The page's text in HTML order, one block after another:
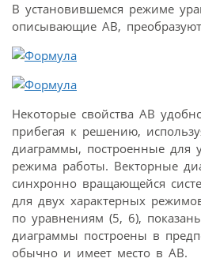
В установившемся режиме
описывающие АВ,
Некоторые свойства АВ
прибегая к решению,
диаграммы, построенные для
режима работы. Векторные
синхронно вращающейся
для двух характерных
по уравнениям (5, 6),
диаграммы построены в
обычно и имеет место в АВ.